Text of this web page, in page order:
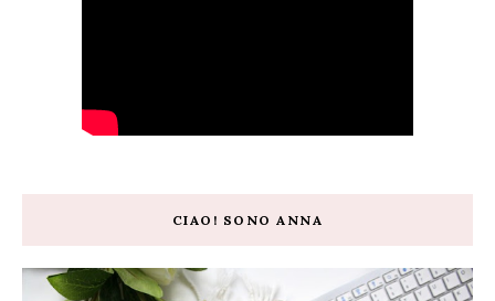
CIAO! SONO ANNA